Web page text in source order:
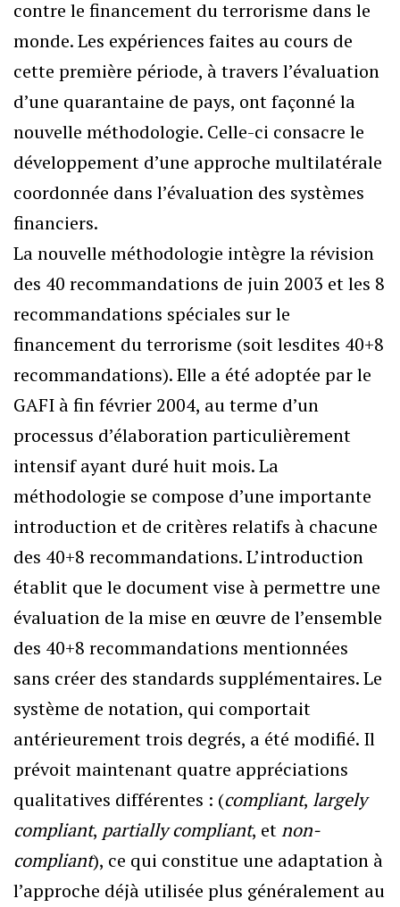
contre le financement du terrorisme dans le
monde. Les expériences faites au cours de
cette première période, à travers l’évaluation
d’une quarantaine de pays, ont façonné la
nouvelle méthodologie. Celle-ci consacre le
développement d’une approche multilatérale
coordonnée dans l’évaluation des systèmes
financiers.
La nouvelle méthodologie intègre la révision
des 40 recommandations de juin 2003 et les 8
recommandations spéciales sur le
financement du terrorisme (soit lesdites 40+8
recommandations). Elle a été adoptée par le
GAFI à fin février 2004, au terme d’un
processus d’élaboration particulièrement
intensif ayant duré huit mois. La
méthodologie se compose d’une importante
introduction et de critères relatifs à chacune
des 40+8 recommandations. L’introduction
établit que le document vise à permettre une
évaluation de la mise en œuvre de l’ensemble
des 40+8 recommandations mentionnées
sans créer des standards supplémentaires. Le
système de notation, qui comportait
antérieurement trois degrés, a été modifié. Il
prévoit maintenant quatre appréciations
qualitatives différentes : (compliant, largely
compliant, partially compliant, etnon-
compliant), ce qui constitue une adaptation à
l’approche déjà utilisée plus généralement au